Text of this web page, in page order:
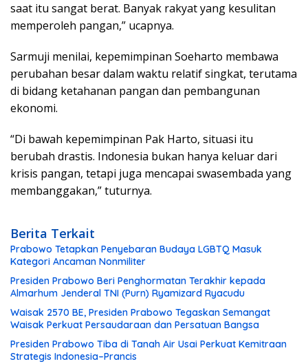
saat itu sangat berat. Banyak rakyat yang kesulitan
memperoleh pangan,” ucapnya.
Sarmuji menilai, kepemimpinan Soeharto membawa
perubahan besar dalam waktu relatif singkat, terutama
di bidang ketahanan pangan dan pembangunan
ekonomi.
“Di bawah kepemimpinan Pak Harto, situasi itu
berubah drastis. Indonesia bukan hanya keluar dari
krisis pangan, tetapi juga mencapai swasembada yang
membanggakan,” tuturnya.
Berita Terkait
Prabowo Tetapkan Penyebaran Budaya LGBTQ Masuk
Kategori Ancaman Nonmiliter
Presiden Prabowo Beri Penghormatan Terakhir kepada
Almarhum Jenderal TNI (Purn) Ryamizard Ryacudu
Waisak 2570 BE, Presiden Prabowo Tegaskan Semangat
Waisak Perkuat Persaudaraan dan Persatuan Bangsa
Presiden Prabowo Tiba di Tanah Air Usai Perkuat Kemitraan
Strategis Indonesia–Prancis